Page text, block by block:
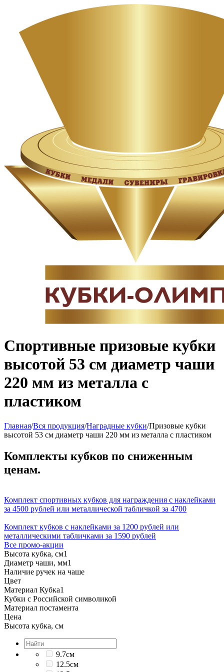
Спортивные призовые кубки
высотой 53 см диаметр чаши
220 мм из металла с
пластиком
Главная/Вся продукция/Наградные кубки/Призовые кубки
высотой 53 см диаметр чаши 220 мм из металла с пластиком
Комплекты кубков по сниженным
ценам.
Комплект спортивных кубков для награждения с наклейками
за 4500 рублей или металлической табличкой за 4700
Комплект кубков с наклейками за 1200 рублей или
металлическими табличками за 1590 рублей
Все промо-акции
Высота кубка, см1
Диаметр чаши, мм1
Наличие ручек на чаше
Цвет
Материал Кубка1
Кубки с Российской символикой
Материал постамента
Цена
Высота кубка, см
9.7см
12.5см